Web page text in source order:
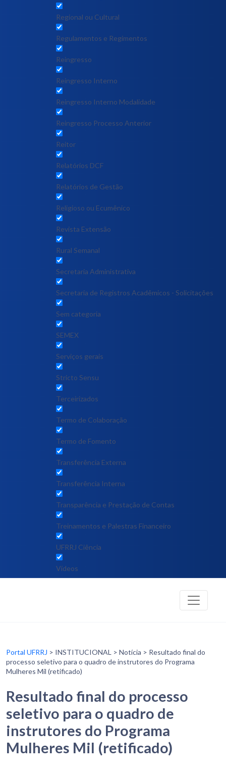
Regional ou Cultural
Regulamentos e Regimentos
Reingresso
Reingresso Interno
Reingresso Interno Modalidade
Reingresso Processo Anterior
Reitor
Relatórios DCF
Relatórios de Gestão
Religioso ou Ecumênico
Revista Extensão
Rural Semanal
Secretaria Administrativa
Secretaria de Registros Acadêmicos - Solicitações
Sem categoria
SEMEX
Serviços gerais
Stricto Sensu
Terceirizados
Termo de Colaboração
Termo de Fomento
Transferência Externa
Transferência Interna
Transparência e Prestação de Contas
Treinamentos e Palestras Financeiro
UFRRJ Ciência
Vídeos
Portal UFRRJ > INSTITUCIONAL > Notícia > Resultado final do
processo seletivo para o quadro de instrutores do Programa
Mulheres Mil (retificado)
Resultado final do processo
seletivo para o quadro de
instrutores do Programa
Mulheres Mil (retificado)